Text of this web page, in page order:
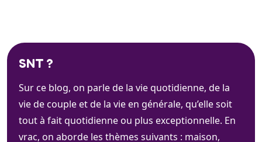
SNT ?
Sur ce blog, on parle de la vie quotidienne, de la
vie de couple et de la vie en générale, qu’elle soit
tout à fait quotidienne ou plus exceptionnelle. En
vrac, on aborde les thèmes suivants : maison,